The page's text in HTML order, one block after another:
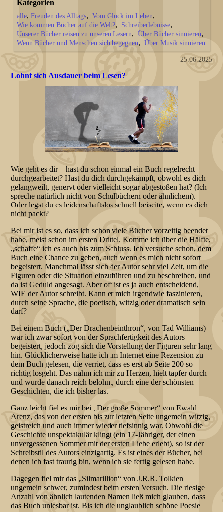
Kategorien
alle Freuden des Alltags
Vom Glück im Leben
Wie kommen Bücher auf die Welt?
Schreiberlebnisse
Unserer Bücher reisen zu unseren Lesern
Über Bücher sinnieren
Wenn Bücher und Menschen sich begegnen
Über Musik sinnieren
25.06.2025
Lohnt sich Ausdauer beim Lesen?
Wie geht es dir – hast du schon einmal ein Buch regelrecht
durchgearbeitet? Hast du dich durchgekämpft, obwohl es dich
gelangweilt, genervt oder vielleicht sogar abgestoßen hat? (Ich
spreche natürlich nicht von Schulbüchern oder ähnlichem).
Oder legst du es leidenschaftslos schnell beiseite, wenn es dich
nicht packt?
Bei mir ist es so, dass ich schon viele Bücher vorzeitig beendet
habe, meist schon im ersten Drittel. Komme ich über die Hälfte,
„schaffe“ ich es auch bis zum Schluss. Ich versuche schon, dem
Buch eine Chance zu geben, auch wenn es mich nicht sofort
begeistert. Manchmal lässt sich der Autor sehr viel Zeit, um die
Figuren oder die Situation einzuführen und zu beschreiben, und
da ist Geduld angesagt. Aber oft ist es ja auch entscheidend,
WIE der Autor schreibt. Kann er mich irgendwie faszinieren,
durch seine Sprache, die poetisch, witzig oder dramatisch sein
darf?
Bei einem Buch („Der Drachenbeinthron“, von Tad Williams)
war ich zwar sofort von der Sprachfertigkeit des Autors
begeistert, jedoch zog sich die Vorstellung der Figuren sehr lang
hin. Glücklicherweise hatte ich im Internet eine Rezension zu
dem Buch gelesen, die verriet, dass es erst ab Seite 200 so
richtig losgeht. Das nahm ich mir zu Herzen, hielt tapfer durch
und wurde danach reich belohnt, durch eine der schönsten
Geschichten, die ich bisher las.
Ganz leicht fiel es mir bei „Der große Sommer“ von Ewald
Arenz, das von der ersten bis zur letzten Seite ungemein witzig,
geistreich und auch immer wieder tiefsinnig war. Obwohl die
Geschichte unspektakulär klingt (ein 17-Jähriger, der einen
unvergessenen Sommer mit der ersten Liebe erlebt), so ist der
Schreibstil des Autors einzigartig. Es ist eines der Bücher, bei
denen ich fast traurig bin, wenn ich sie fertig gelesen habe.
Dagegen fiel mir das „Silmarillion“ von J.R.R. Tolkien
ungemein schwer, zumindest beim ersten Versuch. Die riesige
Anzahl von ähnlich lautenden Namen ließ mich glauben, dass
das Buch unlesbar ist. Bis ich die unglaublich schöne Poesie